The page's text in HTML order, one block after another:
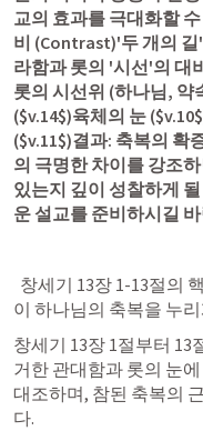
교의 효과를 극대화할
비 (Contrast)'두 개의
라함과 롯의 '시선'의 대
롯의 시선위 (하나님, 약
($v.14$)육체의 눈
($v.11$)결과: 축복의 확
의 극명한 차이를 강조
있는지 깊이 성찰하게
운 설교를 준비하시길
창세기 13장 1-13절의
이 하나님의 축복을 누
창세기 13장 1절부터 13
거한 관대함과 롯의 눈
대조하며, 참된 축복의
다.